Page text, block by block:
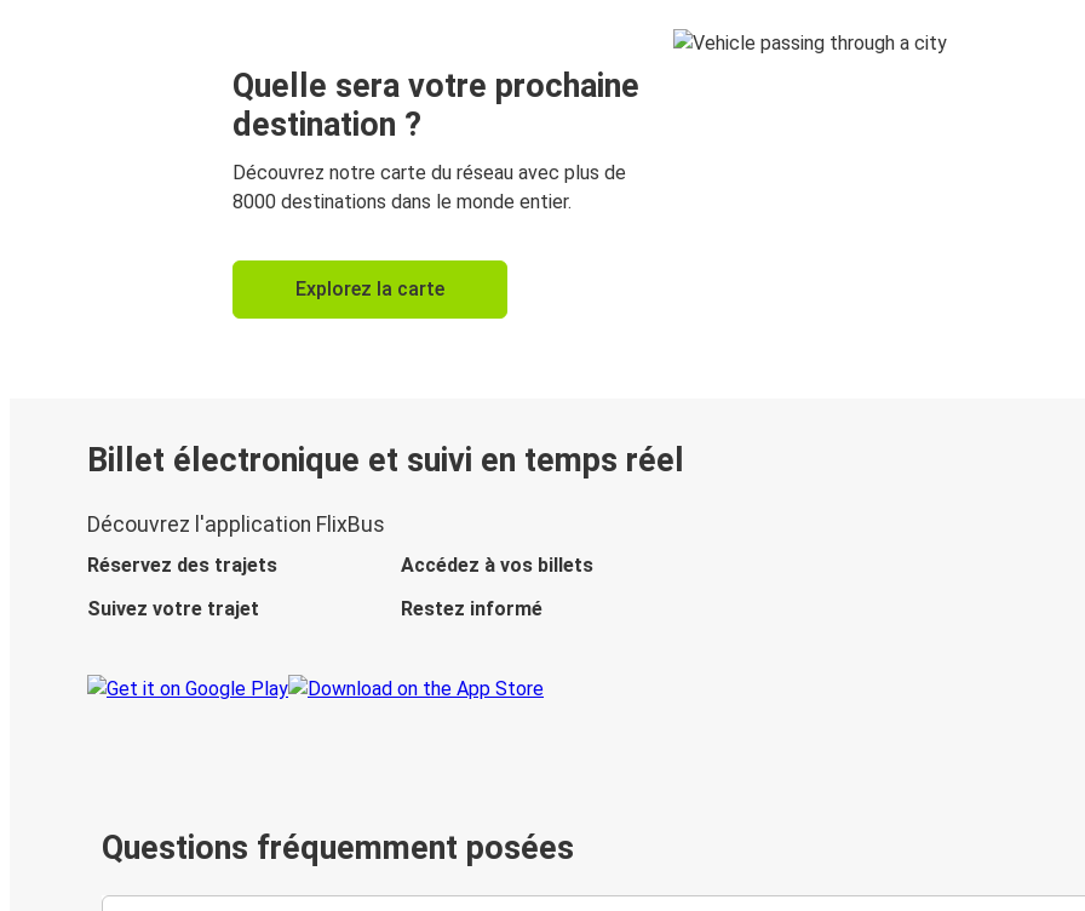
Quelle sera votre prochaine
destination ?
Découvrez notre carte du réseau avec plus de
8000 destinations dans le monde entier.
Explorez la carte
Billet électronique et suivi en temps réel
Découvrez l'application FlixBus
Réservez des trajets
Accédez à vos billets
Suivez votre trajet
Restez informé
Questions fréquemment posées